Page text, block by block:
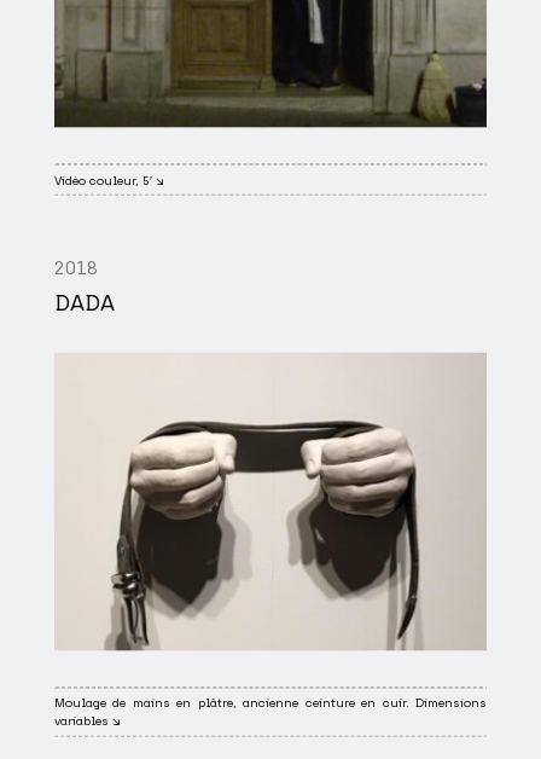
Vidéo couleur, 5′ ↘
2018
DADA
Moulage de mains en plâtre, ancienne ceinture en cuir. Dimensions
variables ↘